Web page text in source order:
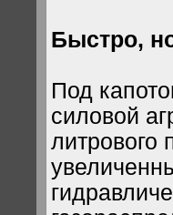
Быстро,
Под
силовой
литрового